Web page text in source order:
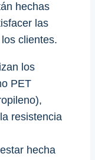
hechas
las
clientes.
los
PET
resistencia
hecha